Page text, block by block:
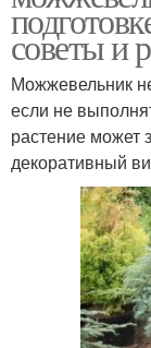
советы и
Можжевельник
если не
растение может
декоративный